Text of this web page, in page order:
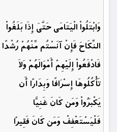
وَابْتَلُواْ الْيَتَامَى حَتَّىَ إِذَا بَلَغُواْ
النِّكَاحَ فَإِنْ آنَسْتُم مِّنْهُمْ رُشْدًا
فَادْفَعُواْ إِلَيْهِمْ أَمْوَالَهُمْ وَلاَ
تَأْكُلُوهَا إِسْرَافًا وَبِدَارًا أَن
يَكْبَرُواْ وَمَن كَانَ غَنِيًّا
فَلْيَسْتَعْفِفْ وَمَن كَانَ فَقِيرًا